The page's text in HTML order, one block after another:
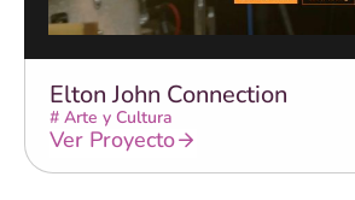
Elton John Connection
# Arte y Cultura
Ver Proyecto